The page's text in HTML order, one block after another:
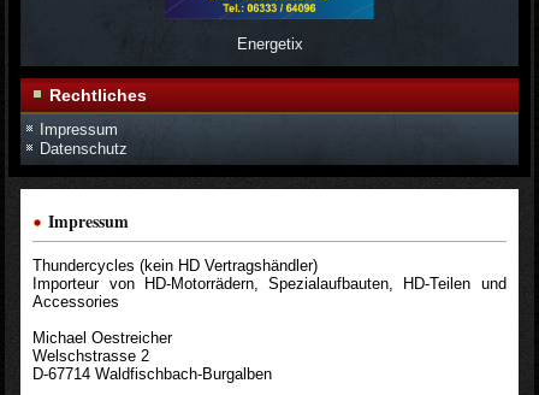
Energetix
Rechtliches
Impressum
Datenschutz
Impressum
Thundercycles (kein HD Vertragshändler)
Importeur von HD-Motorrädern, Spezialaufbauten, HD-Teilen und
Accessories
Michael Oestreicher
Welschstrasse 2
D-67714 Waldfischbach-Burgalben